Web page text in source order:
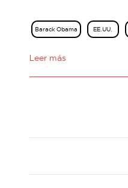
Barack Obama EE.UU.
Leer más